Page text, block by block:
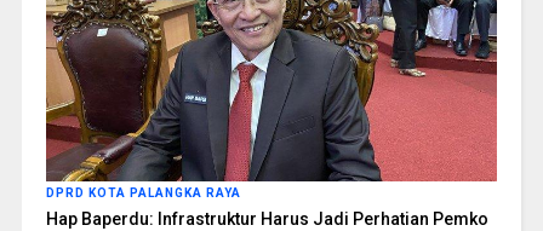
DPRD KOTA PALANGKA RAYA
Hap Baperdu: Infrastruktur Harus Jadi Perhatian Pemko